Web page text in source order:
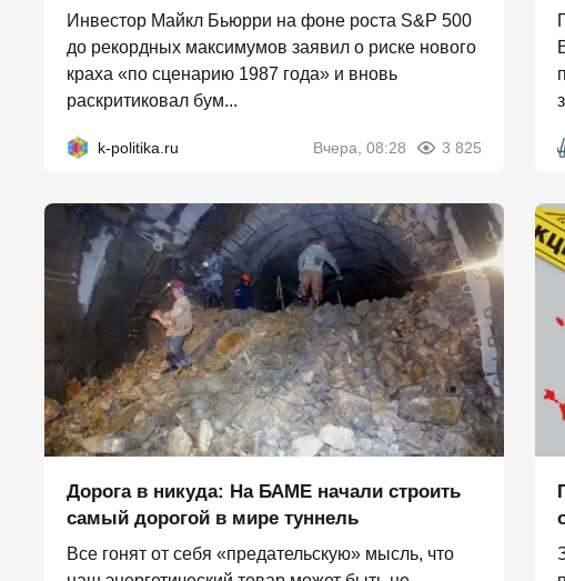
Инвестор Майкл Бьюрри на фоне роста S&P 500
до рекордных максимумов заявил о риске нового
краха «по сценарию 1987 года» и вновь
раскритиковал бум...
k-politika.ru Вчера, 08:28 3 825
Дорога в никуда: На БАМЕ начали строить
самый дорогой в мире туннель
Все гонят от себя «предательскую» мысль, что